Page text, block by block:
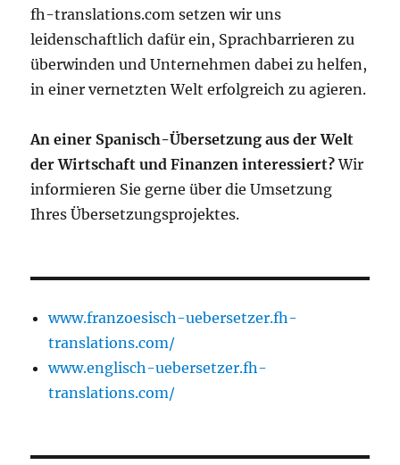
fh-translations.com setzen wir uns
leidenschaftlich dafür ein, Sprachbarrieren zu
überwinden und Unternehmen dabei zu helfen,
in einer vernetzten Welt erfolgreich zu agieren.
An einer Spanisch-Übersetzung aus der Welt
der Wirtschaft und Finanzen interessiert?Wir
informieren Sie gerne über die Umsetzung
Ihres Übersetzungsprojektes.
www.franzoesisch-uebersetzer.fh-
translations.com/
www.englisch-uebersetzer.fh-
translations.com/